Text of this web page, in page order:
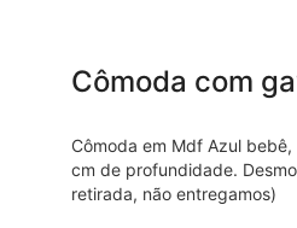
Cômoda com
Cômoda em Mdf Azul
cm de profundidade.
retirada, não entregamos)